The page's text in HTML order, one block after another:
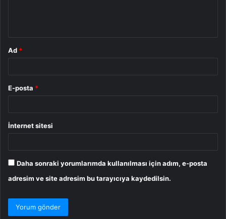
Ad *
E-posta *
İnternet sitesi
Daha sonraki yorumlarımda kullanılması için adım, e-posta
adresim ve site adresim bu tarayıcıya kaydedilsin.